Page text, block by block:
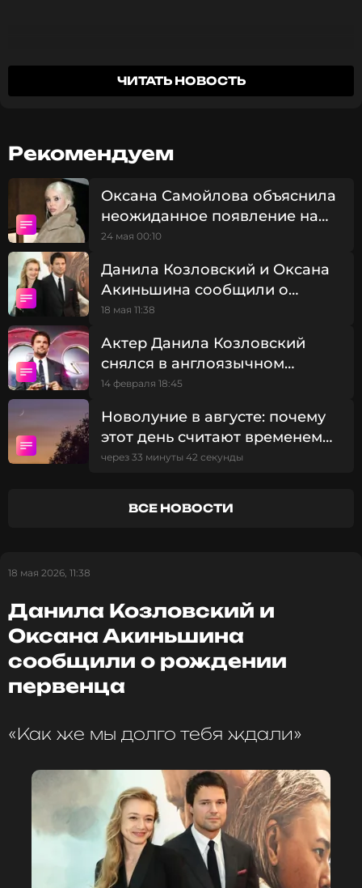
Козловский в роли тренера — это
отдельный вид наслаждения.
В сериале также приняли участие Полина Гухман,
Светлана Иванова, Павел Ворожцов и другие.
Джиган
Музыкант, Певец
Жанры: R&B, Рэп / Хип-Хоп
и многое другое >
ЧИТАТЬ НОВОСТЬ
Рекомендуем
Оксана Самойлова объяснила
неожиданное появление на
Каннском кинофестивале
24 мая 00:10
Данила Козловский и Оксана
Акиньшина сообщили о
рождении первенца
18 мая 11:38
Актер Данила Козловский
снялся в англоязычном
проекте
14 февраля 18:45
Новолуние в августе: почему
этот день считают временем
больших перемен
через 33 минуты 42 секунды
ВСЕ НОВОСТИ
18 мая 2026, 11:38
Данила Козловский и
Оксана Акиньшина
сообщили о рождении
первенца
«Как же мы долго тебя ждали»